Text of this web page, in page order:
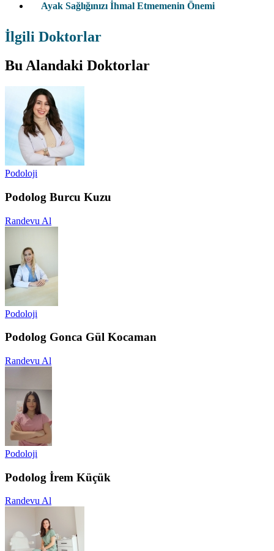
Ayak Sağlığınızı İhmal Etmemenin Önemi
İlgili Doktorlar
Bu Alandaki Doktorlar
Podoloji
Podolog Burcu Kuzu
Randevu Al
Podoloji
Podolog Gonca Gül Kocaman
Randevu Al
Podoloji
Podolog İrem Küçük
Randevu Al